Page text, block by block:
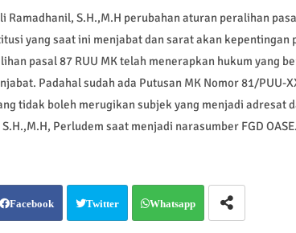
Ramadhanil, S.H.,M.H perubahan aturan peralihan
yang saat ini menjabat dan sarat akan kepentingan
pasal 87 RUU MK telah menerapkan hukum yang
Padahal sudah ada Putusan MK Nomor 81/PUU-
tidak boleh merugikan subjek yang menjadi adresat
Perludem saat menjadi narasumber FGD
Facebook Twitter Whatsapp